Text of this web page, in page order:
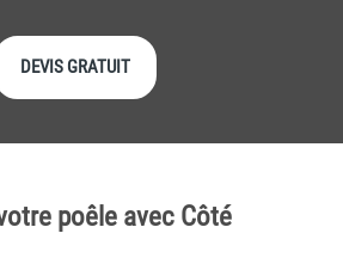
DEVIS GRATUIT
poêle avec Côté